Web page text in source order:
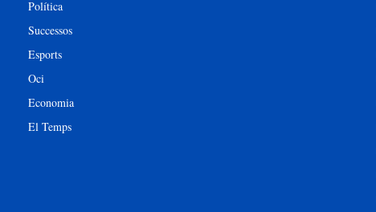
Política
Successos
Esports
Oci
Economia
El Temps